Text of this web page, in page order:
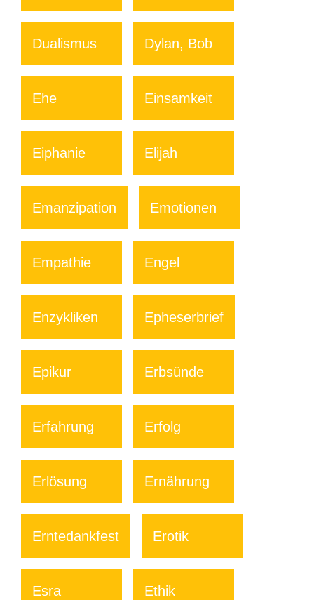
Dualismus Dylan, Bob
Ehe Einsamkeit
Eiphanie Elijah
Emanzipation Emotionen
Empathie Engel
Enzykliken Epheserbrief
Epikur Erbsünde
Erfahrung Erfolg
Erlösung Ernährung
Erntedankfest Erotik
Esra Ethik